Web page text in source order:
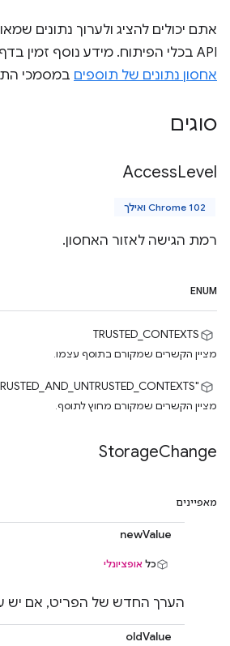
אתם יכולים להציג ולערוך נתונים
API בכלי הפיתוח. מידע נוסף זמין בדף
אחסון נתונים של תוספים במסמכי
סוגים
AccessLevel
Chrome 102 ואילך
רמת הגישה לאזור האחסון.
ENUM
TRUSTED_CONTEXTS
מציין הקשרים שמקורם בתוסף עצמו.
"TRUSTED_AND_UNTRUSTED_CONTEXTS"
מציין הקשרים שמקורם מחוץ לתוסף.
StorageChange
מאפיינים
newValue
כל אופציונלי
הערך החדש של הפריט, אם יש
oldValue